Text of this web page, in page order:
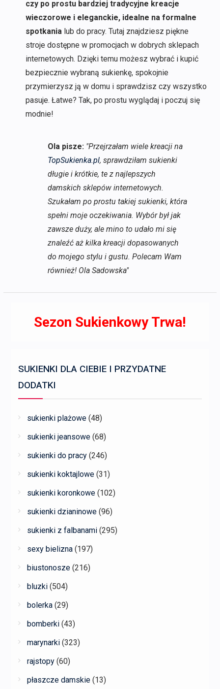
czy po prostu bardziej tradycyjne kreacje
wieczorowe i eleganckie, idealne na formalne
spotkania lub do pracy. Tutaj znajdziesz piękne
stroje dostępne w promocjach w dobrych sklepach
internetowych. Dzięki temu możesz wybrać i kupić
bezpiecznie wybraną sukienkę, spokojnie
przymierzysz ją w domu i sprawdzisz czy wszystko
pasuje. Łatwe? Tak, po prostu wyglądaj i poczuj się
modnie!
Ola pisze: "Przejrzałam wiele kreacji na
TopSukienka.pl, sprawdziłam sukienki
długie i krótkie, te z najlepszych
damskich sklepów internetowych.
Szukałam po prostu takiej sukienki, która
spełni moje oczekiwania. Wybór był jak
zawsze duży, ale mino to udało mi się
znaleźć aż kilka kreacji dopasowanych
do mojego stylu i gustu. Polecam Wam
również! Ola Sadowska"
Sezon Sukienkowy Trwa!
SUKIENKI DLA CIEBIE I PRZYDATNE
DODATKI
sukienki plażowe (48)
sukienki jeansowe (68)
sukienki do pracy (246)
sukienki koktajlowe (31)
sukienki koronkowe (102)
sukienki dzianinowe (96)
sukienki z falbanami (295)
sexy bielizna (197)
biustonosze (216)
bluzki (504)
bolerka (29)
bomberki (43)
marynarki (323)
rajstopy (60)
płaszcze damskie (13)